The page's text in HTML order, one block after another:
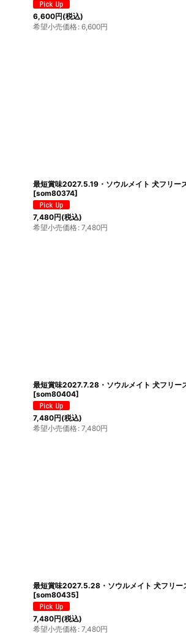
6,600円(税込)
希望小売価格: 6,600円
最短賞味2027.5.19・ソウルメイト 犬フリ
[som80374]
7,480円(税込)
希望小売価格: 7,480円
最短賞味2027.7.28・ソウルメイト 犬フリ
[som80404]
7,480円(税込)
希望小売価格: 7,480円
最短賞味2027.5.28・ソウルメイト 犬フリ
[som80435]
7,480円(税込)
希望小売価格: 7,480円